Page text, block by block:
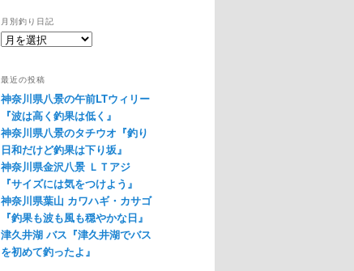
月別釣り日記
月
り
日
記
最近の投稿
神奈川県八景の午前LTウィリー
『波は高く釣果は低く』
神奈川県八景のタチウオ『釣り
日和だけど釣果は下り坂』
神奈川県金沢八景 ＬＴアジ
『サイズには気をつけよう』
神奈川県葉山 カワハギ・カサゴ
『釣果も波も風も穏やかな日』
津久井湖 バス『津久井湖でバス
を初めて釣ったよ』